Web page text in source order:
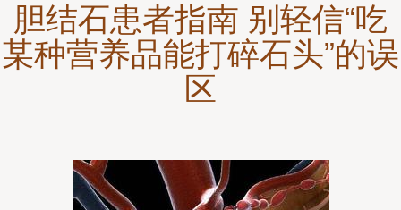
胆结石患者指南 别轻信“吃
某种营养品能打碎石头”的误
区